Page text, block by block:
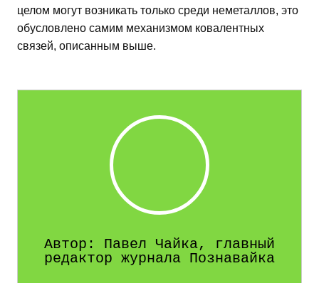
целом могут возникать только среди неметаллов, это
обусловлено самим механизмом ковалентных
связей, описанным выше.
Автор: Павел Чайка, главный
редактор журнала Познавайка